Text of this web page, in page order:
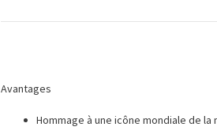
Avantages
Hommage à une icône mondiale de la